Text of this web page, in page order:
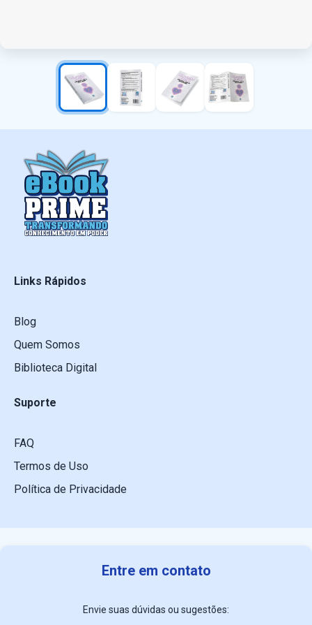
Links Rápidos
Blog
Quem Somos
Biblioteca Digital
Suporte
FAQ
Termos de Uso
Política de Privacidade
Entre em contato
Envie suas dúvidas ou sugestões: